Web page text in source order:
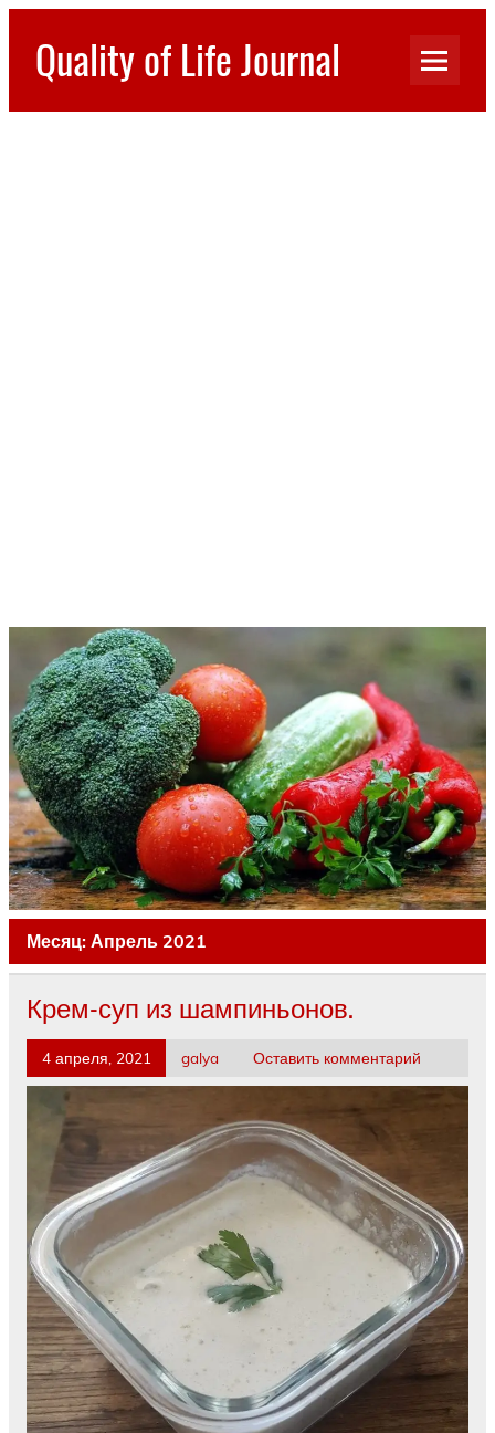
Перейти
содержимому
Quality of Life Journal
Месяц: Апрель 2021
Крем-суп из шампиньонов.
4 апреля, 2021 galya Оставить комментарий